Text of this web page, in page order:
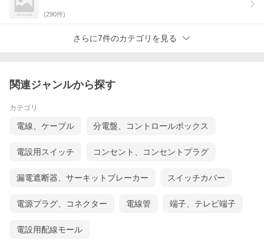
(290件)
さらに7件のカテゴリを見る
関連ジャンルから探す
カテゴリ
電線、ケーブル 分電盤、コントロールボックス
電設用スイッチ コンセント、コンセントプラグ
漏電遮断器、サーキットブレーカー スイッチカバー
電源プラグ、コネクター 電線管 端子、テレビ端子
電設用配線モール